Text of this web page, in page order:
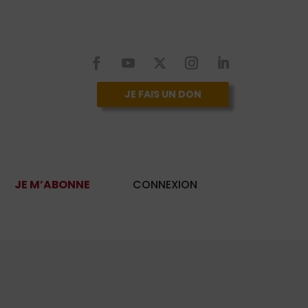
JE FAIS UN DON
JE M’ABONNE CONNEXION